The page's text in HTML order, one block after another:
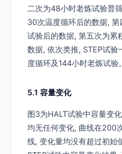
二次为48小时老炼试验普
30次温度循环后的数据,
试验后的数据, 第五次为累
数据, 依次类推, STEP试
度循环及144小时老炼试验。
5.1 容量变化
图3为HALT试验中容量变
均无任何变化, 曲线在200
线, 变化量均没有超过初始